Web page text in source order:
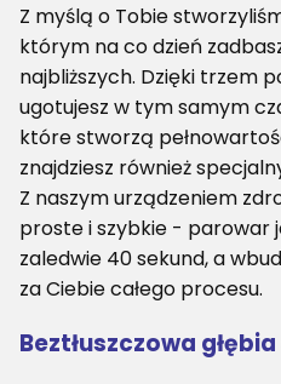
Z myślą o Tobie
którym na co dzień
najbliższych. Dzięki trzem
ugotujesz w tym samym
które stworzą
znajdziesz również
Z naszym urządzeniem
proste i szybkie - parowar
zaledwie 40 sekund, a
za Ciebie całego procesu.
Beztłuszczowa